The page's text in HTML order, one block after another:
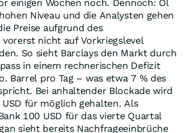
einigen Wochen noch. Dennoch: Öl
Niveau und die Analysten gehen
Preise aufgrund des
nicht auf Vorkriegslevel
So sieht Barclays den Markt durch
in einem rechnerischen Defizit
Barrel pro Tag – was etwa 7 % des
Bei anhaltender Blockade wird
USD für möglich gehalten. Als
100 USD für das vierte Quartal
sieht bereits Nachfrageeinbrüche